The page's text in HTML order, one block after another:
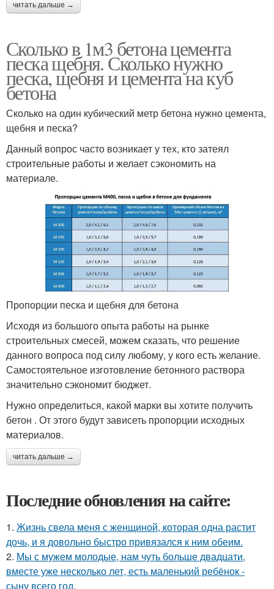
читать дальше →
Сколько в 1м3 бетона цемента
песка щебня. Сколько нужно
песка, щебня и цемента на куб
бетона
Сколько на один кубический метр бетона нужно цемента,
щебня и песка?
Данный вопрос часто возникает у тех, кто затеял
строительные работы и желает сэкономить на
материале.
Пропорции песка и щебня для бетона
Исходя из большого опыта работы на рынке
строительных смесей, можем сказать, что решение
данного вопроса под силу любому, у кого есть желание.
Самостоятельное изготовление бетонного раствора
значительно сэкономит бюджет.
Нужно определиться, какой марки вы хотите получить
бетон . От этого будут зависеть пропорции исходных
материалов.
читать дальше →
Последние обновления на сайте:
1. Жизнь свела меня с женщиной, которая одна растит
дочь, и я довольно быстро привязался к ним обеим.
2. Мы с мужем молодые, нам чуть больше двадцати,
вместе уже несколько лет, есть маленький ребёнок -
сыну всего год.